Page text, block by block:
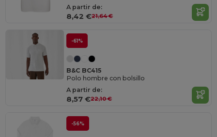
A partir de:
8,42 €21,64 €
-61%
B&C BC415
Polo hombre con bolsillo
A partir de:
8,57 €22,10 €
-56%